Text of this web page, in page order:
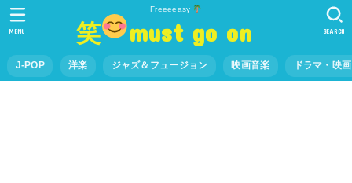
Freeeeasy
笑 must go on
J-POP 洋楽 ジャズ＆フュージョン 映画音楽 ドラマ・映
SEARCH
MENU